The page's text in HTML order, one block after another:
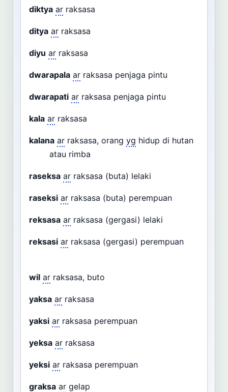
diktya ar raksasa
ditya ar raksasa
diyu ar raksasa
dwarapala ar raksasa penjaga pintu
dwarapati ar raksasa penjaga pintu
kala ar raksasa
kalana ar raksasa, orang yg hidup di hutan
atau rimba
raseksa ar raksasa (buta) lelaki
raseksi ar raksasa (buta) perempuan
reksasa ar raksasa (gergasi) lelaki
reksasi ar raksasa (gergasi) perempuan
wil ar raksasa, buto
yaksa ar raksasa
yaksi ar raksasa perempuan
yeksa ar raksasa
yeksi ar raksasa perempuan
graksa ar gelap